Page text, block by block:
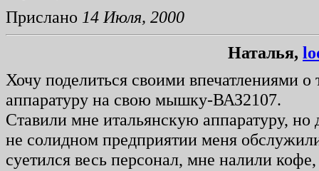
Прислано 14 Июля, 2000
Наталья,
Хочу поделиться своими впечатлениями
аппаратуру на свою мышку-ВАЗ2107.
Ставили мне итальянскую аппаратуру,
не солидном предприятии меня
суетился весь персонал, мне налили